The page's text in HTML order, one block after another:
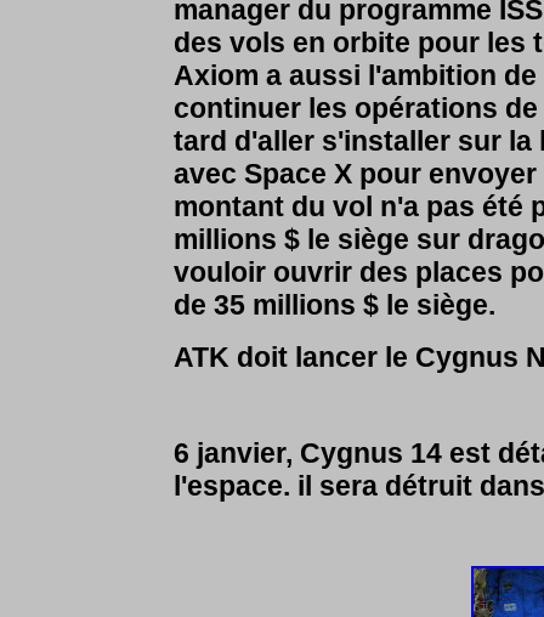
manager du programme
des vols en orbite pour les
Axiom a aussi l'ambition
continuer les opérations
tard d'aller s'installer sur la
avec Space X pour
montant du vol n'a pas été
millions $ le siège sur
vouloir ouvrir des places
de 35 millions $ le siège.
ATK doit lancer le Cygnus
6 janvier, Cygnus 14 est
l'espace. il sera détruit